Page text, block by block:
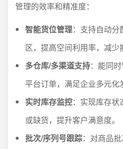
管理的效率和精准度：
智能货位管理：支持自动
区，提高空间利用率，减少
多仓库/多渠道支持：能同
平台订单，满足企业多元化
实时库存监控：实现库存
或缺货，提升客户满意度。
批次/序列号跟踪：对商品